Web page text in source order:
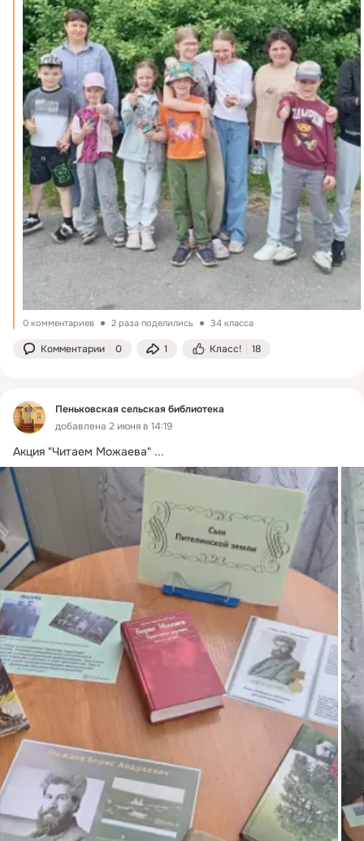
0 комментариев 2 раза поделились 34 класса
Комментарии 0 1 Класс! 18
Пеньковская сельская библиотека
добавлена 2 июня в 14:19
Акция "Читаем Можаева" ...